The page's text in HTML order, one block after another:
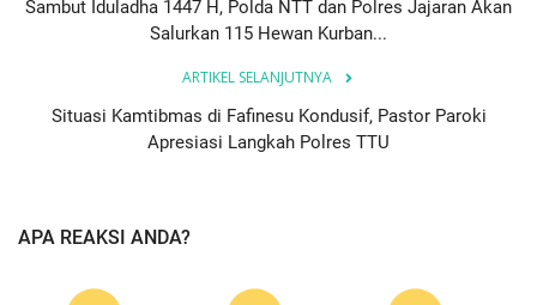
Sambut Iduladha 1447 H, Polda NTT dan Polres Jajaran Akan
Salurkan 115 Hewan Kurban...
ARTIKEL SELANJUTNYA
Situasi Kamtibmas di Fafinesu Kondusif, Pastor Paroki
Apresiasi Langkah Polres TTU
APA REAKSI ANDA?